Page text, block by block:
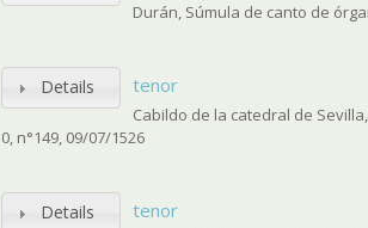
Durán, Súmula de canto de
Details tenor
Cabildo de la catedral de
0, n°149, 09/07/1526
Details tenor